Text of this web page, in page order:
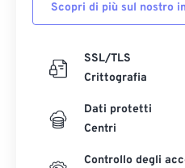
Scopri di più sul nostro
SSL/TLS
Crittografia
Dati protetti
Centri
Controllo degli